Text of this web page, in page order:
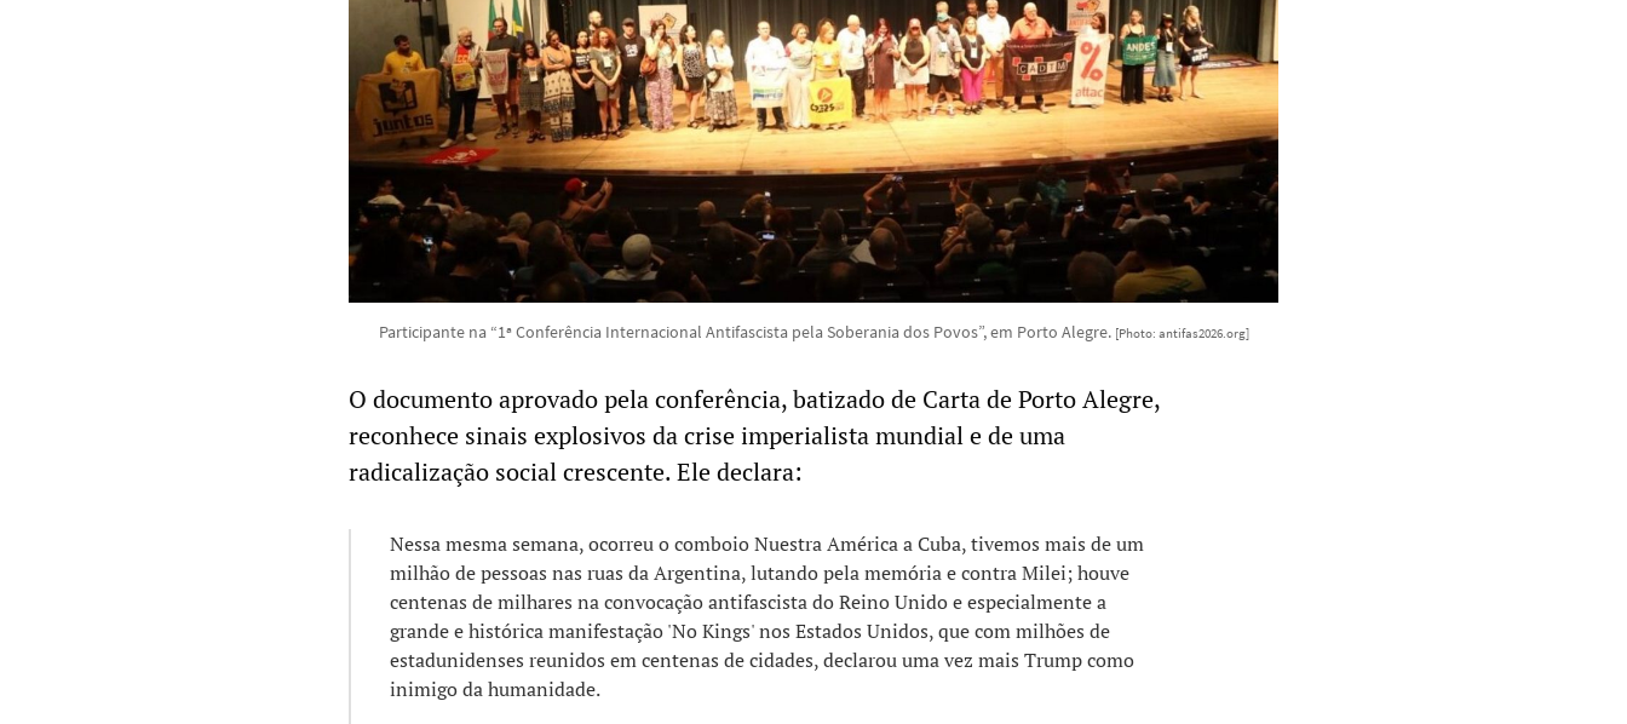
Participante na “1ª Conferência Internacional Antifascista pela Soberania dos Povos”, em Porto Alegre. [Photo: antifas2026.org]
O documento aprovado pela conferência, batizado de Carta de Porto Alegre,
reconhece sinais explosivos da crise imperialista mundial e de uma
radicalização social crescente. Ele declara:
Nessa mesma semana, ocorreu o comboio Nuestra América a Cuba, tivemos mais de um
milhão de pessoas nas ruas da Argentina, lutando pela memória e contra Milei; houve
centenas de milhares na convocação antifascista do Reino Unido e especialmente a
grande e histórica manifestação 'No Kings' nos Estados Unidos, que com milhões de
estadunidenses reunidos em centenas de cidades, declarou uma vez mais Trump como
inimigo da humanidade.